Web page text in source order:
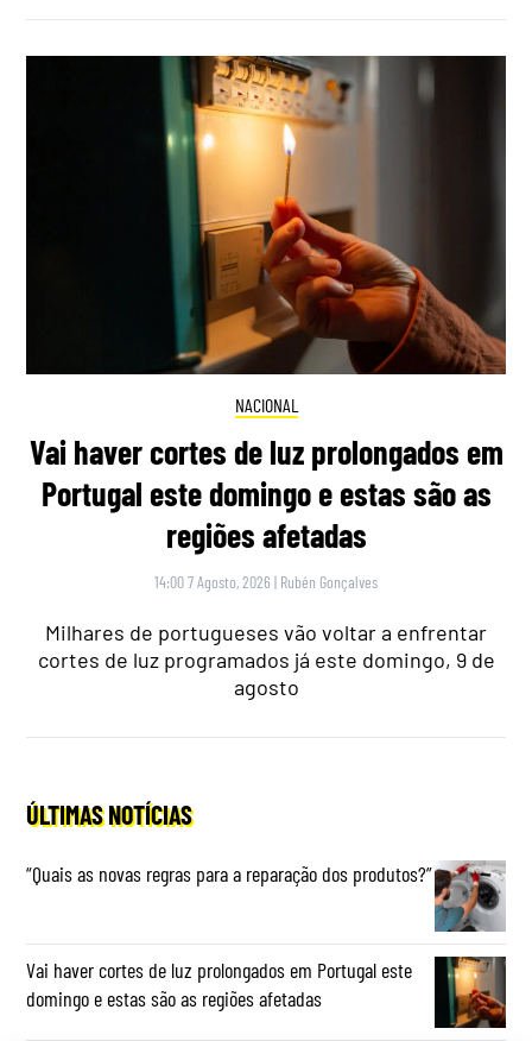
NACIONAL
Vai haver cortes de luz prolongados em
Portugal este domingo e estas são as
regiões afetadas
14:00 7 Agosto, 2026 | Rubén Gonçalves
Milhares de portugueses vão voltar a enfrentar
cortes de luz programados já este domingo, 9 de
agosto
ÚLTIMAS NOTÍCIAS
“Quais as novas regras para a reparação dos produtos?”
Vai haver cortes de luz prolongados em Portugal este
domingo e estas são as regiões afetadas